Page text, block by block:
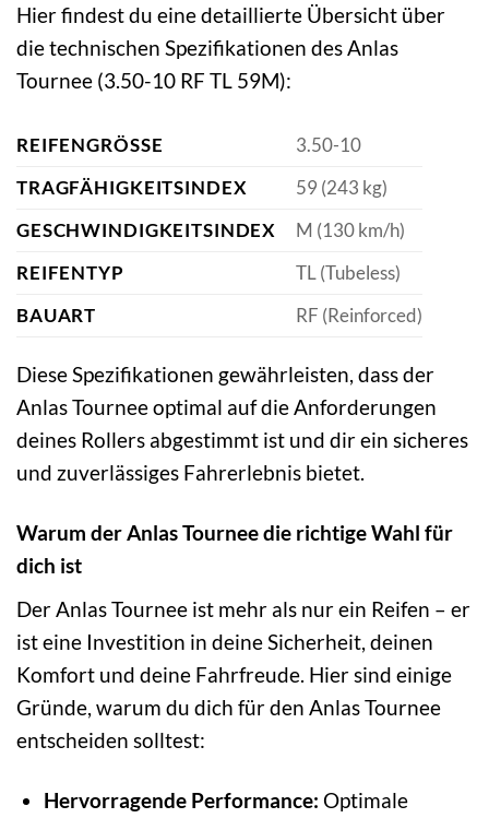
Hier findest du eine detaillierte Übersicht über
die technischen Spezifikationen des Anlas
Tournee (3.50-10 RF TL 59M):
REIFENGRÖSSE
3.50-10
TRAGFÄHIGKEITSINDEX
59 (243 kg)
GESCHWINDIGKEITSINDEX
M (130 km/h)
REIFENTYP
TL (Tubeless)
BAUART
RF (Reinforced)
Diese Spezifikationen gewährleisten, dass der
Anlas Tournee optimal auf die Anforderungen
deines Rollers abgestimmt ist und dir ein sicheres
und zuverlässiges Fahrerlebnis bietet.
Warum der Anlas Tournee die richtige Wahl für
dich ist
Der Anlas Tournee ist mehr als nur ein Reifen – er
ist eine Investition in deine Sicherheit, deinen
Komfort und deine Fahrfreude. Hier sind einige
Gründe, warum du dich für den Anlas Tournee
entscheiden solltest:
Hervorragende Performance: Optimale